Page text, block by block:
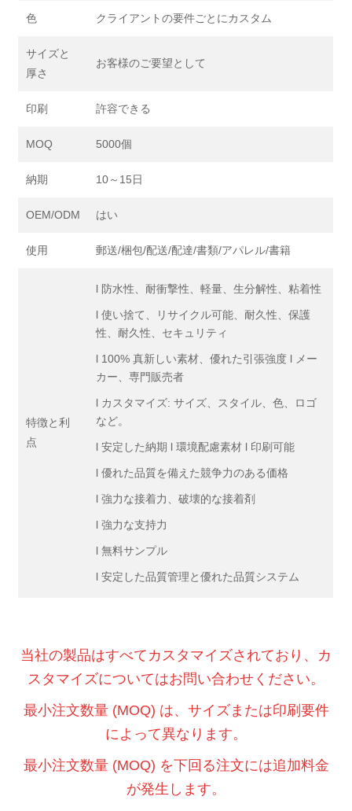
色 クライアントの要件ごとにカスタム
サイズと
厚さ
お客様のご要望として
印刷 許容できる
MOQ 5000個
納期 10～15日
OEM/ODM はい
使用 郵送/梱包/配送/配達/書類/アパレル/書籍
特徴と利
点
l 防水性、耐衝撃性、軽量、生分解性、粘着性
l 使い捨て、リサイクル可能、耐久性、保護
性、耐久性、セキュリティ
l 100% 真新しい素材、優れた引張強度 l メー
カー、専門販売者
l カスタマイズ: サイズ、スタイル、色、ロゴ
など。
l 安定した納期 l 環境配慮素材 l 印刷可能
l 優れた品質を備えた競争力のある価格
l 強力な接着力、破壊的な接着剤
l 強力な支持力
l 無料サンプル
l 安定した品質管理と優れた品質システム
当社の製品はすべてカスタマイズされており、カ
スタマイズについてはお問い合わせください。
最小注文数量 (MOQ) は、サイズまたは印刷要件
によって異なります。
最小注文数量 (MOQ) を下回る注文には追加料金
が発生します。